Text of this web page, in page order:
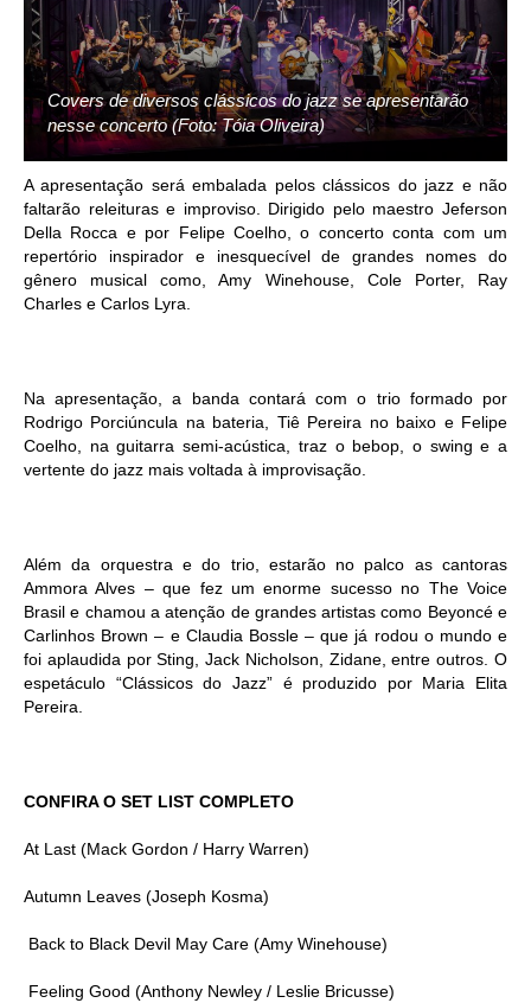
Covers de diversos clássicos do jazz se apresentarão
nesse concerto (Foto: Tóia Oliveira)
A apresentação será embalada pelos clássicos do jazz e não
faltarão releituras e improviso. Dirigido pelo maestro Jeferson
Della Rocca e por Felipe Coelho, o concerto conta com um
repertório inspirador e inesquecível de grandes nomes do
gênero musical como, Amy Winehouse, Cole Porter, Ray
Charles e Carlos Lyra.
Na apresentação, a banda contará com o trio formado por
Rodrigo Porciúncula na bateria, Tiê Pereira no baixo e Felipe
Coelho, na guitarra semi-acústica, traz o bebop, o swing e a
vertente do jazz mais voltada à improvisação.
Além da orquestra e do trio, estarão no palco as cantoras
Ammora Alves – que fez um enorme sucesso no The Voice
Brasil e chamou a atenção de grandes artistas como Beyoncé e
Carlinhos Brown – e Claudia Bossle – que já rodou o mundo e
foi aplaudida por Sting, Jack Nicholson, Zidane, entre outros. O
espetáculo “Clássicos do Jazz” é produzido por Maria Elita
Pereira.
CONFIRA O SET LIST COMPLETO
At Last (Mack Gordon / Harry Warren)
Autumn Leaves (Joseph Kosma)
Back to Black Devil May Care (Amy Winehouse)
Feeling Good (Anthony Newley / Leslie Bricusse)